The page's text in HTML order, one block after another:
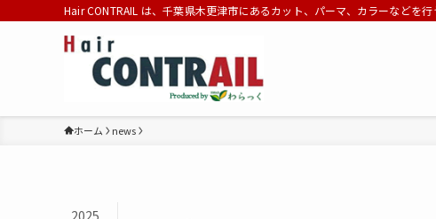
Hair CONTRAIL は、千葉県木更津市にあるカット、パーマ、カラーなどを行
ホーム news
2025